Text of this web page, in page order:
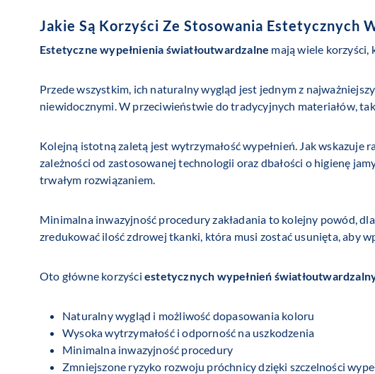
Jakie Są Korzyści Ze Stosowania Estetycznych
Estetyczne wypełnienia światłoutwardzalne mają wiele korzyści,
Przede wszystkim, ich naturalny wygląd jest jednym z
niewidocznymi. W przeciwieństwie do tradycyjnych materiałów,
Kolejną istotną zaletą jest wytrzymałość wypełnień. Jak
zależności od zastosowanej technologii oraz dbałości o higienę
trwałym rozwiązaniem.
Minimalna inwazyjność procedury zakładania to kolejny powód,
zredukować ilość zdrowej tkanki, która musi zostać usunięta, aby
Oto główne korzyści estetycznych wypełnień
Naturalny wygląd i możliwość dopasowania koloru
Wysoka wytrzymałość i odporność na uszkodzenia
Minimalna inwazyjność procedury
Zmniejszone ryzyko rozwoju próchnicy dzięki szczelności